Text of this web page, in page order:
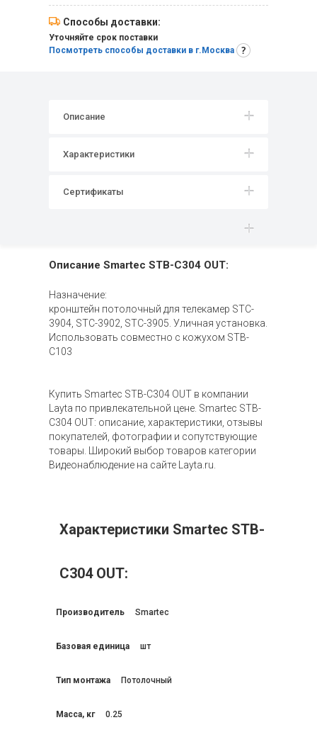
Способы доставки:
Уточняйте срок поставки
Посмотреть способы доставки в г.Москва
Описание
Характеристики
Сертификаты
Описание Smartec STB-C304 OUT:
Назначение:
кронштейн потолочный для телекамер STC-
3904, STC-3902, STC-3905. Уличная установка.
Использовать совместно с кожухом STB-
C103
Купить Smartec STB-C304 OUT в компании
Layta по привлекательной цене. Smartec STB-
C304 OUT: описание, характеристики, отзывы
покупателей, фотографии и сопутствующие
товары. Широкий выбор товаров категории
Видеонаблюдение на сайте Layta.ru.
Характеристики Smartec STB-
C304 OUT:
Производитель Smartec
Базовая единица шт
Тип монтажа Потолочный
Масса, кг 0.25